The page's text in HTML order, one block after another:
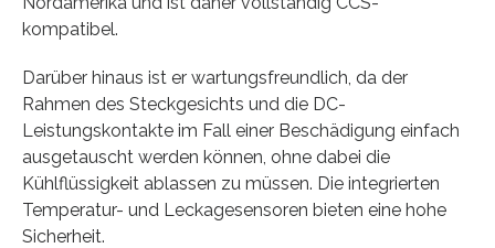
kompatibel.
Darüber hinaus ist er wartungsfreundlich, da der
Rahmen des Steckgesichts und die DC-
Leistungskontakte im Fall einer Beschädigung einfach
ausgetauscht werden können, ohne dabei die
Kühlflüssigkeit ablassen zu müssen. Die integrierten
Temperatur- und Leckagesensoren bieten eine hohe
Sicherheit.